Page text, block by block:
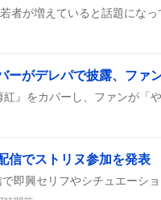
ーがデレパで披露、ファ